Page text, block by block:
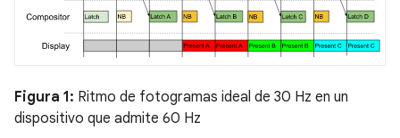
Figura 1: Ritmo de fotogramas ideal de 30 Hz en un
dispositivo que admite 60 Hz